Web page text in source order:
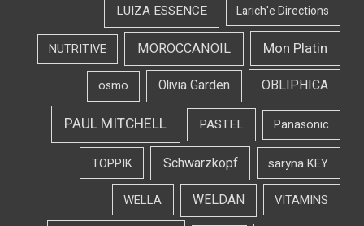
Larich'e Directions
LUIZA ESSENCE
Mon Platin
MOROCCANOIL
NUTRITIVE
OBLIPHICA
Olivia Garden
osmo
Panasonic
PASTEL
PAUL MITCHELL
saryna KEY
Schwarzkopf
TOPPIK
VITAMINS
WELDAN
WELLA